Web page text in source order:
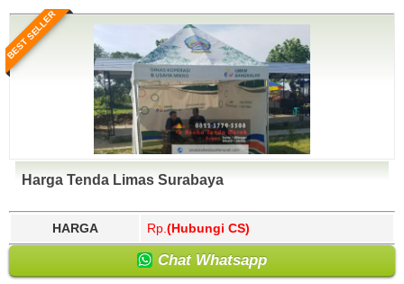
BEST SELLER
Harga Tenda Limas Surabaya
HARGA Rp. (Hubungi CS)
Chat Whatsapp